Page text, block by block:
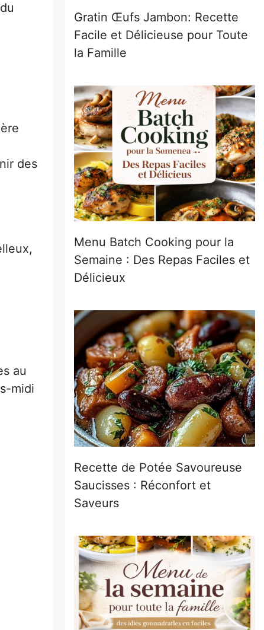
des
au
midi
Gratin Œufs Jambon: Recette
Facile et Délicieuse pour Toute
la Famille
Menu Batch Cooking pour la
Semaine : Des Repas Faciles et
Délicieux
Recette de Potée Savoureuse
Saucisses : Réconfort et
Saveurs